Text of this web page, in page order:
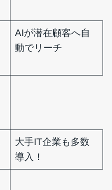
AIが潜在顧客へ自
動でリーチ
大手IT企業も多数
導入！